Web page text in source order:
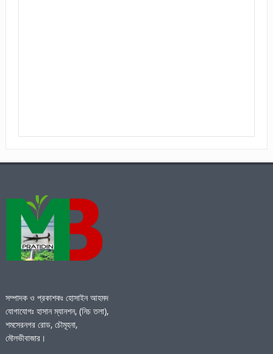
সম্পাদক ও প্রকাশকঃ হোসাইন আহমদ
যোগাযোগঃ হাসান ম্যানশন, (নিচ তলা),
শমসেরনগর রোড, চৌমূহনা,
মৌলভীবাজার।